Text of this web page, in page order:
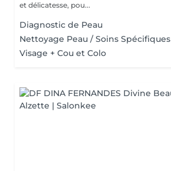
et délicatesse, pou...
Diagnostic de Peau
Nettoyage Peau / Soins Spécifiques
Visage + Cou et Colo